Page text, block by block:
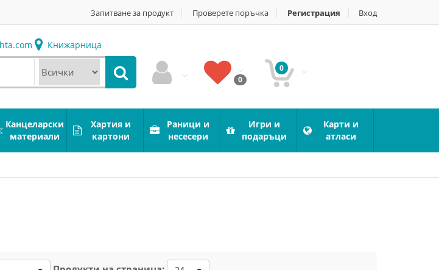
Запитване за продукт Проверете поръчка Регистрация Вход
Книжарница
0
0
Канцеларски
материали
Хартия и
картони
Раници и
несесери
Игри и
подаръци
Карти и
атласи